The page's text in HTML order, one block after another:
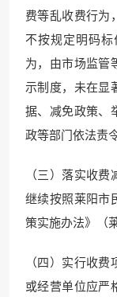
费等乱收费行为
不按规定明码
为，由市场监管
示制度，未在显
据、减免政策、
政等部门依法责
（三）落实收
继续按照莱阳市
策实施办法》（
（四）实行收
或经营单位应严